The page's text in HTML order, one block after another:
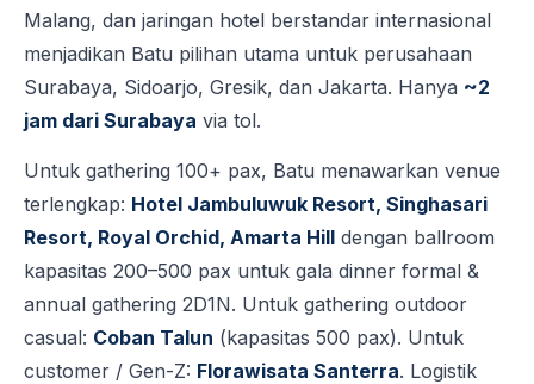
Malang, dan jaringan hotel berstandar internasional
menjadikan Batu pilihan utama untuk perusahaan
Surabaya, Sidoarjo, Gresik, dan Jakarta. Hanya ~2
jam dari Surabaya via tol.
Untuk gathering 100+ pax, Batu menawarkan venue
terlengkap: Hotel Jambuluwuk Resort, Singhasari
Resort, Royal Orchid, Amarta Hill dengan ballroom
kapasitas 200–500 pax untuk gala dinner formal &
annual gathering 2D1N. Untuk gathering outdoor
casual: Coban Talun (kapasitas 500 pax). Untuk
customer / Gen-Z: Florawisata Santerra. Logistik